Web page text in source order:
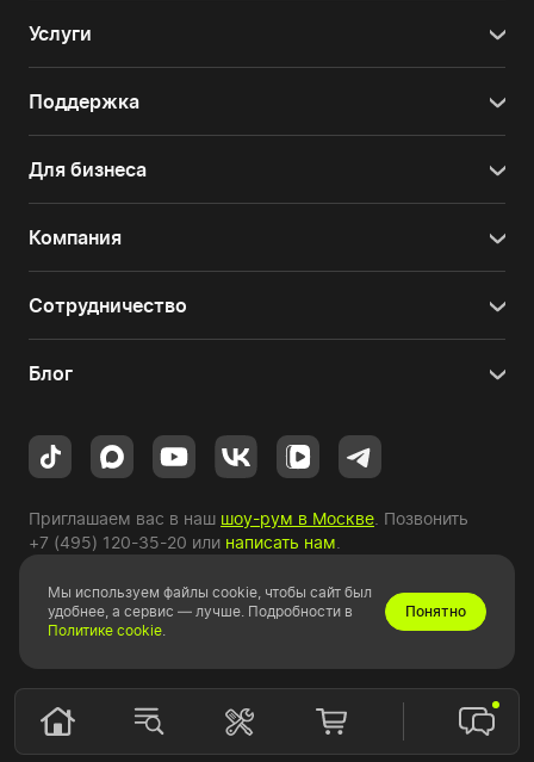
Услуги
Поддержка
Для бизнеса
Компания
Сотрудничество
Блог
Приглашаем вас в наш шоу-рум в Москве . Позвонить
+7 (495) 120-35-20 или написать нам
Copyright © 2010-2026 HYPERPC.
Мы используем файлы cookie, чтобы сайт был
удобнее, а сервис — лучше. Подробности в
Политике cookie.
Понятно